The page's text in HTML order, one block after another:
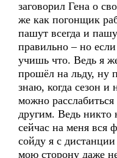
заговорил Гена о
же как погонщик
пашут всегда и
правильно – но
учишь что. Ведь я
прошёл на льду, ну
знаю, когда сезон и
можно
другим. Ведь никто
сейчас на меня вся
сойду я с
мою сторону даже